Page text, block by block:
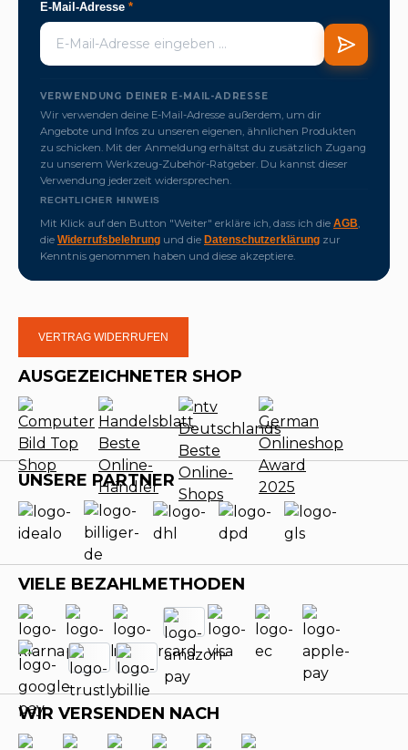
E-Mail-Adresse *
VERWENDUNG DEINER E-MAIL-ADRESSE
Wir verwenden deine E-Mail-Adresse außerdem, um dir
Angebote und Infos zu unseren eigenen, ähnlichen Produkten
zu schicken. Mit der Anmeldung erhältst du zusätzlich Zugang
zu unserem Werkzeug-Zubehör-Ratgeber. Du kannst dieser
Verwendung jederzeit widersprechen.
RECHTLICHER HINWEIS
Mit Klick auf den Button "Weiter" erkläre ich, dass ich die AGB,
die Widerrufsbelehrung und die Datenschutzerklärung zur
Kenntnis genommen haben und diese akzeptiere.
VERTRAG WIDERRUFEN
AUSGEZEICHNETER SHOP
UNSERE PARTNER
VIELE BEZAHLMETHODEN
WIR VERSENDEN NACH